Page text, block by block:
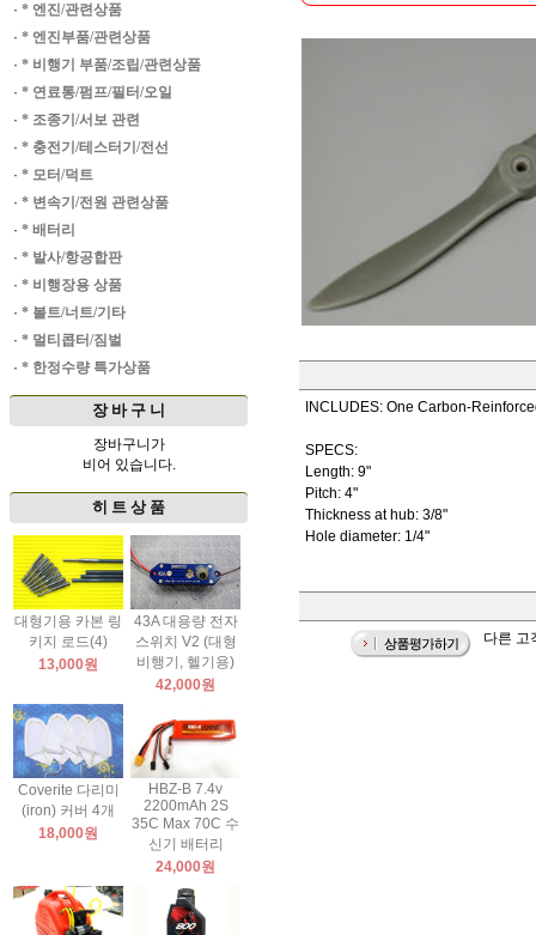
· * 엔진/관련상품
· * 엔진부품/관련상품
· * 비행기 부품/조립/관련상품
· * 연료통/펌프/필터/오일
· * 조종기/서보 관련
· * 충전기/테스터기/전선
· * 모터/덕트
· * 변속기/전원 관련상품
· * 배터리
· * 발사/항공합판
· * 비행장용 상품
· * 볼트/너트/기타
· * 멀티콥터/짐벌
· * 한정수량 특가상품
장 바 구 니
장바구니가
비어 있습니다.
히 트 상 품
대형기용 카본 링
키지 로드(4)
13,000원
43A 대용량 전자
스위치 V2 (대형
비행기, 헬기용)
42,000원
Coverite 다리미
(iron) 커버 4개
18,000원
HBZ-B 7.4v
2200mAh 2S
35C Max 70C 수
신기 배터리
24,000원
INCLUDES: One Carbon-
SPECS:
Length: 9"
Pitch: 4"
Thickness at hub: 3/8"
Hole diameter: 1/4"
다른 고